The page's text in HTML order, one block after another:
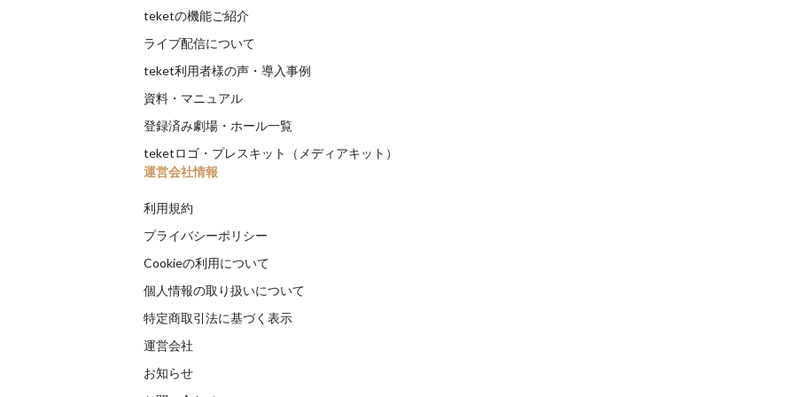
teketの機能ご紹介
ライブ配信について
teket利用者様の声・導入事例
資料・マニュアル
登録済み劇場・ホール一覧
teketロゴ・プレスキット（メディアキット）
運営会社情報
利用規約
プライバシーポリシー
Cookieの利用について
個人情報の取り扱いについて
特定商取引法に基づく表示
運営会社
お知らせ